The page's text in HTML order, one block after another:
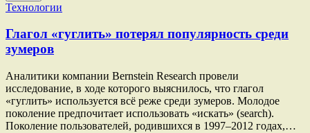
Технологии
Глагол «гуглить» потерял популярность среди
зумеров
Аналитики компании Bernstein Research провели
исследование, в ходе которого выяснилось, что глагол
«гуглить» используется всё реже среди зумеров. Молодое
поколение предпочитает использовать «искать» (search).
Поколение пользователей, родившихся в 1997–2012 годах,…